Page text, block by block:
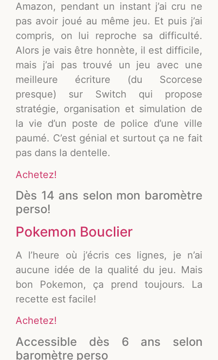
Amazon, pendant un instant j’ai cru ne
pas avoir joué au même jeu. Et puis j’ai
compris, on lui reproche sa difficulté.
Alors je vais être honnète, il est difficile,
mais j’ai pas trouvé un jeu avec une
meilleure écriture (du Scorcese
presque) sur Switch qui propose
stratégie, organisation et simulation de
la vie d’un poste de police d’une ville
paumé. C’est génial et surtout ça ne fait
pas dans la dentelle.
Achetez!
Dès 14 ans selon mon baromètre
perso!
Pokemon Bouclier
A l’heure où j’écris ces lignes, je n’ai
aucune idée de la qualité du jeu. Mais
bon Pokemon, ça prend toujours. La
recette est facile!
Achetez!
Accessible dès 6 ans selon
baromètre perso